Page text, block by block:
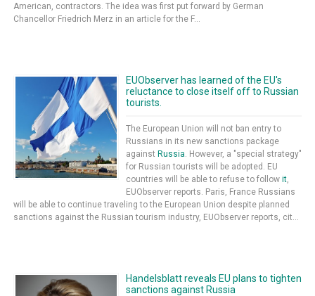
American, contractors. The idea was first put forward by German
Chancellor Friedrich Merz in an article for the F...
EUObserver has learned of the EU's
reluctance to close itself off to Russian
tourists.
The European Union will not ban entry to
Russians in its new sanctions package
against Russia. However, a "special strategy"
for Russian tourists will be adopted. EU
countries will be able to refuse to follow it,
EUObserver reports. Paris, France Russians
will be able to continue traveling to the European Union despite planned
sanctions against the Russian tourism industry, EUObserver reports, cit...
Handelsblatt reveals EU plans to tighten
sanctions against Russia